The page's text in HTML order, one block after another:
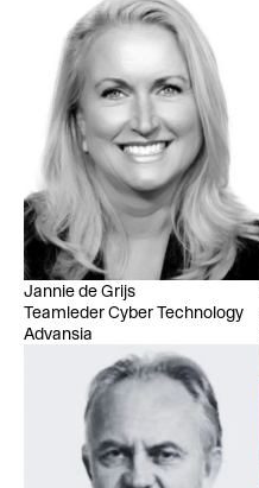
Jannie de Grijs
Teamleder Cyber Technology
Advansia